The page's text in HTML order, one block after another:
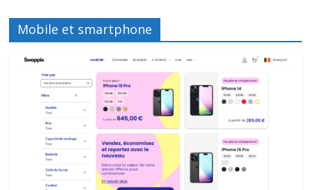
Mobile et smartphone